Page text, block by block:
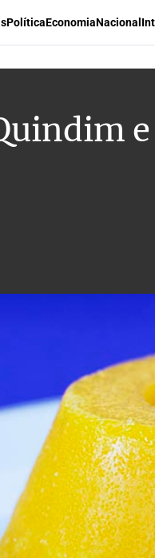
PolíticaEconomiaNacional